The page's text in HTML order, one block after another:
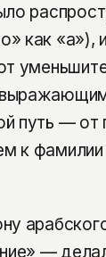
как
путь — от
к
—